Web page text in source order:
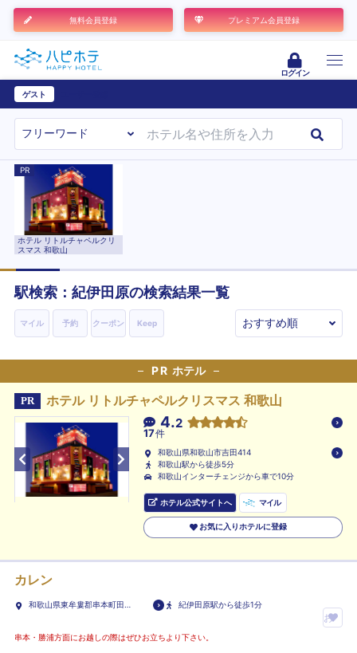
無料会員登録 プレミアム会員登録
ログイン
ゲスト
PR
ホテル リトルチャペルクリ
スマス 和歌山
駅検索： 紀伊田原の検索結果一覧
マイル 予約 クーポン Keep
PR ホテル
PR ホテル リトルチャペルクリスマス 和歌山
4.2
17件
和歌山県和歌山市吉田414
和歌山駅から徒歩5分
和歌山インターチェンジから車で10分
ホテル公式サイトへ マイル
お気に入りホテルに登録
カレン
和歌山県東牟婁郡串本町田原
紀伊田原駅から徒歩1分
お
串本・勝浦方面にお越しの際はぜひお立ちより下さい。